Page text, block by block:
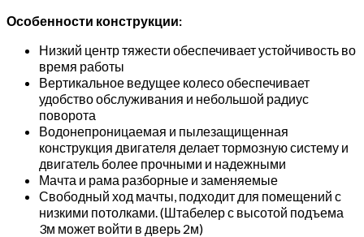
Особенности конструкции:
Низкий центр тяжести обеспечивает устойчивость во
время работы
Вертикальное ведущее колесо обеспечивает
удобство обслуживания и небольшой радиус
поворота
Водонепроницаемая и пылезащищенная
конструкция двигателя делает тормозную систему и
двигатель более прочными и надежными
Мачта и рама разборные и заменяемые
Свободный ход мачты, подходит для помещений с
низкими потолками. (Штабелер с высотой подъема
3м может войти в дверь 2м)